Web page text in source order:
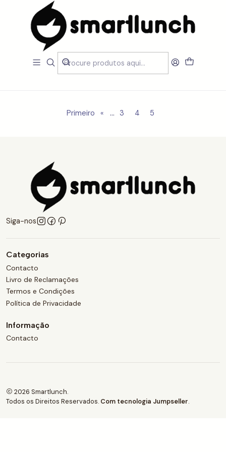
CARACTERISTICAS
Novidades
Filtros
Primeiro « ... 3 4 5
Siga-nos
Categorias
Contacto
Livro de Reclamações
Termos e Condições
Política de Privacidade
Informação
Contacto
2026 Smartlunch.
Todos os Direitos Reservados. Com tecnologia Jumpseller.